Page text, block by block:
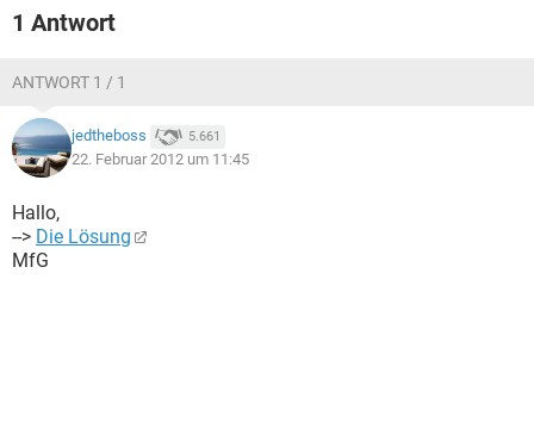
1 Antwort
ANTWORT 1 / 1
jedtheboss 5.661
22. Februar 2012 um 11:45
Hallo,
--> Die Lösung
MfG